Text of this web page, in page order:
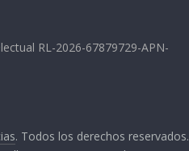
RL-2026-67879729-APN-
. Todos los derechos reservados.